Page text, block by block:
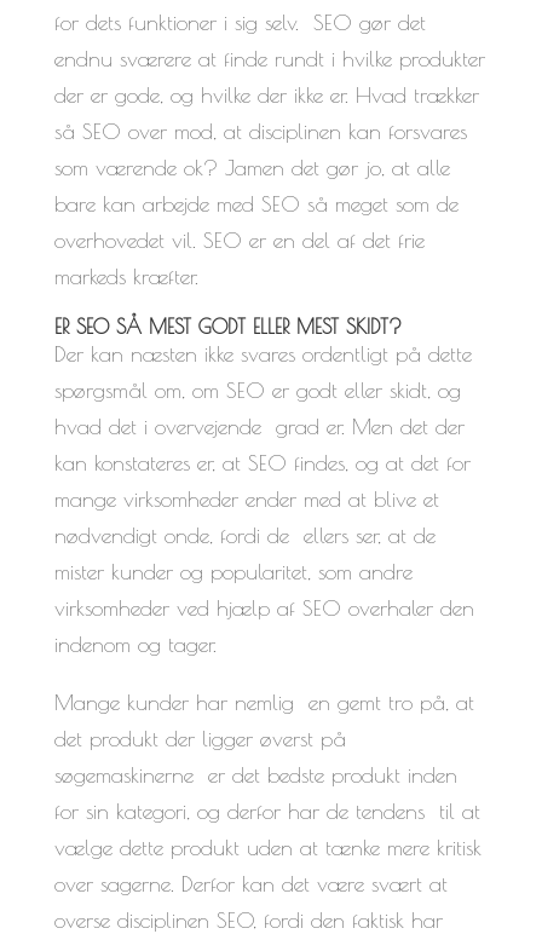
for dets funktioner i sig selv. SEO gør det
endnu sværere at finde rundt i hvilke produkter
der er gode, og hvilke der ikke er. Hvad trækker
så SEO over mod, at disciplinen kan forsvares
som værende ok? Jamen det gør jo, at alle
bare kan arbejde med SEO så meget som de
overhovedet vil. SEO er en del af det frie
markeds kræfter.
ER SEO SÅ MEST GODT ELLER MEST SKIDT?
Der kan næsten ikke svares ordentligt på dette
spørgsmål om, om SEO er godt eller skidt, og
hvad det i overvejende grad er. Men det der
kan konstateres er, at SEO findes, og at det for
mange virksomheder ender med at blive et
nødvendigt onde, fordi de ellers ser, at de
mister kunder og popularitet, som andre
virksomheder ved hjælp af SEO overhaler den
indenom og tager.
Mange kunder har nemlig en gemt tro på, at
det produkt der ligger øverst på
søgemaskinerne er det bedste produkt inden
for sin kategori, og derfor har de tendens til at
vælge dette produkt uden at tænke mere kritisk
over sagerne. Derfor kan det være svært at
overse disciplinen SEO, fordi den faktisk har